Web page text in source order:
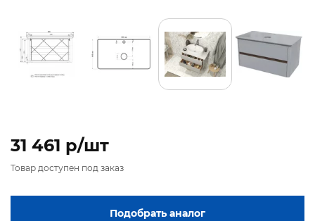
31 461 p/шт
Товар доступен под заказ
Подобрать аналог